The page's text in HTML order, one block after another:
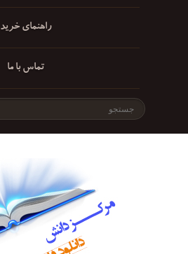
راهنمای خرید
تماس با ما